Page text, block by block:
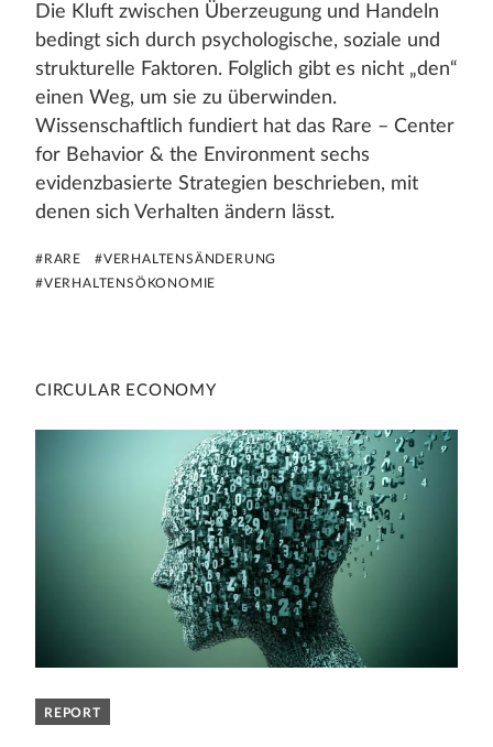
Die Kluft zwischen Überzeugung und Handeln
bedingt sich durch psychologische, soziale und
strukturelle Faktoren. Folglich gibt es nicht „den“
einen Weg, um sie zu überwinden.
Wissenschaftlich fundiert hat das Rare – Center
for Behavior & the Environment sechs
evidenzbasierte Strategien beschrieben, mit
denen sich Verhalten ändern lässt.
#RARE
#VERHALTENSÄNDERUNG
#VERHALTENSÖKONOMIE
CIRCULAR ECONOMY
REPORT